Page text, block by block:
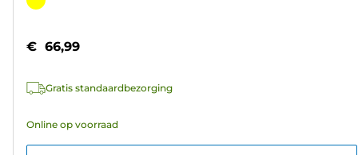
sterren.
€ 66,99
Gratis standaardbezorging
Online op voorraad